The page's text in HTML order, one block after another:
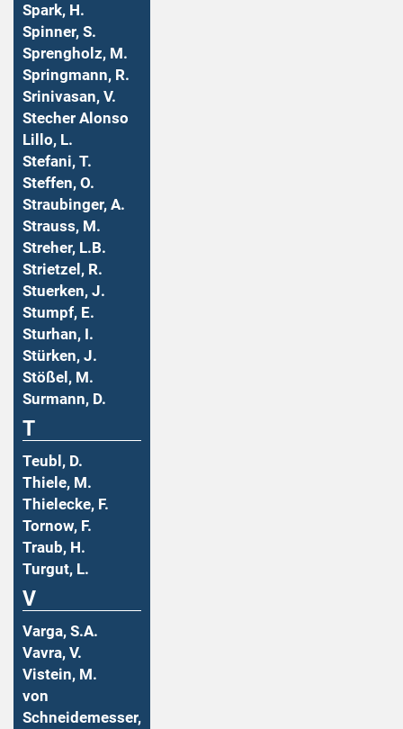
Spark, H.
Spinner, S.
Sprengholz, M.
Springmann, R.
Srinivasan, V.
Stecher Alonso
Lillo, L.
Stefani, T.
Steffen, O.
Straubinger, A.
Strauss, M.
Streher, L.B.
Strietzel, R.
Stuerken, J.
Stumpf, E.
Sturhan, I.
Stürken, J.
Stößel, M.
Surmann, D.
T
Teubl, D.
Thiele, M.
Thielecke, F.
Tornow, F.
Traub, H.
Turgut, L.
V
Varga, S.A.
Vavra, V.
Vistein, M.
von
Schneidemesser,